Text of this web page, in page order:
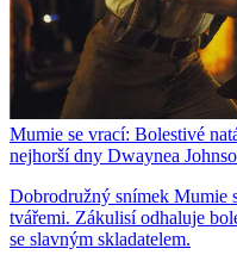
Mumie se vrací: Bolestivé
nejhorší dny Dwaynea
Dobrodružný snímek Mumie
tvářemi. Zákulisí odhaluje
se slavným skladatelem.